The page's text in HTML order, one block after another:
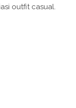
outfit casual.